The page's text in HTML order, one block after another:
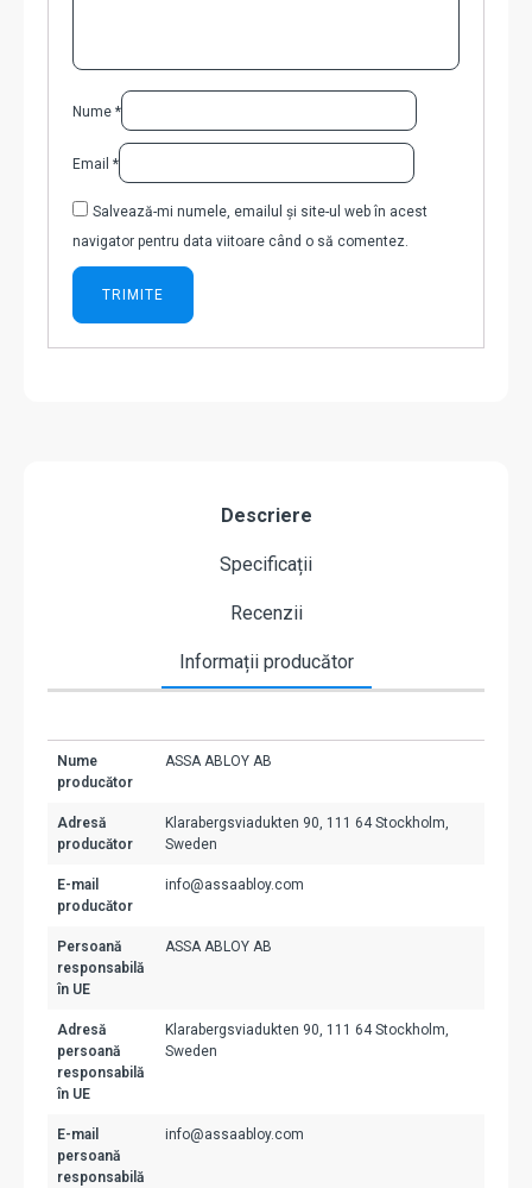
Nume *
Email *
Salvează-mi numele, emailul și site-ul web în acest
navigator pentru data viitoare când o să comentez.
Descriere
Specificații
Recenzii
Informații producător
Nume
producător
ASSA ABLOY AB
Adresă
producător
Klarabergsviadukten 90, 111 64 Stockholm,
Sweden
E-mail
producător
info@assaabloy.com
Persoană
responsabilă
în UE
ASSA ABLOY AB
Adresă
persoană
responsabilă
în UE
Klarabergsviadukten 90, 111 64 Stockholm,
Sweden
E-mail
persoană
responsabilă
info@assaabloy.com